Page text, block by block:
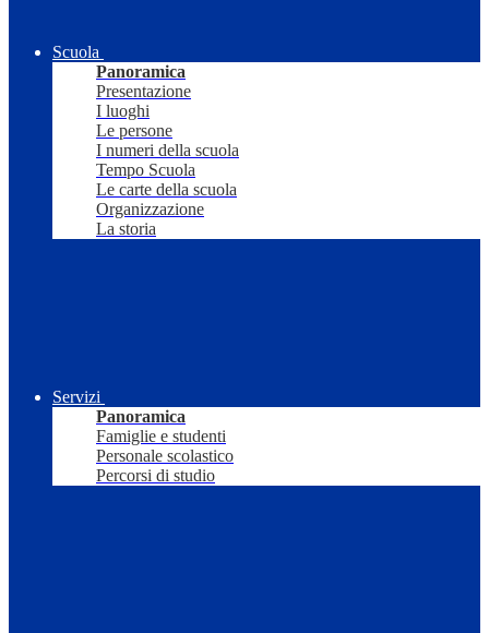
Scuola
Panoramica
Presentazione
I luoghi
Le persone
I numeri della scuola
Tempo Scuola
Le carte della scuola
Organizzazione
La storia
Servizi
Panoramica
Famiglie e studenti
Personale scolastico
Percorsi di studio